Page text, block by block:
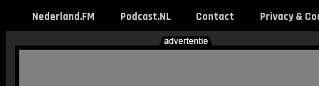
Nederland.FM Podcast.NL Contact Privacy &